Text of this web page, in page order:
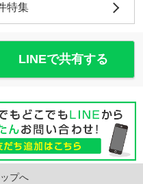
特集
LINEで共有する
プへ